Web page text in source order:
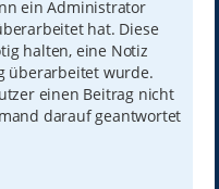
ein Administrator
hat. Diese
halten, eine Notiz
überarbeitet wurde.
einen Beitrag nicht
darauf geantwortet